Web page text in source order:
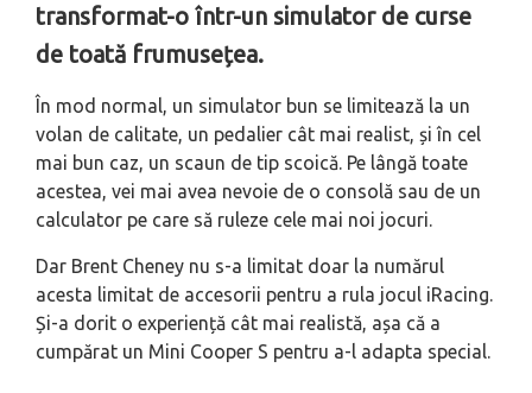
transformat-o într-un simulator de curse
de toată frumusețea.
În mod normal, un simulator bun se limitează la un
volan de calitate, un pedalier cât mai realist, și în cel
mai bun caz, un scaun de tip scoică. Pe lângă toate
acestea, vei mai avea nevoie de o consolă sau de un
calculator pe care să ruleze cele mai noi jocuri.
Dar Brent Cheney nu s-a limitat doar la numărul
acesta limitat de accesorii pentru a rula jocul iRacing.
Și-a dorit o experiență cât mai realistă, așa că a
cumpărat un Mini Cooper S pentru a-l adapta special.